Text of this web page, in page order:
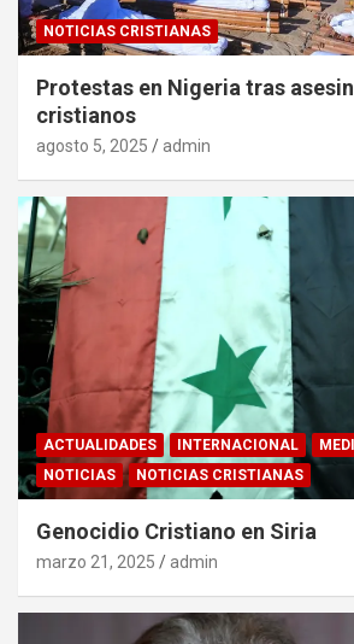
NOTICIAS CRISTIANAS
Protestas en Nigeria tras
cristianos
agosto 5, 2025 admin
ACTUALIDADES INTERNACIONAL
NOTICIAS
NOTICIAS CRISTIANAS
Genocidio Cristiano en Siria
marzo 21, 2025 admin